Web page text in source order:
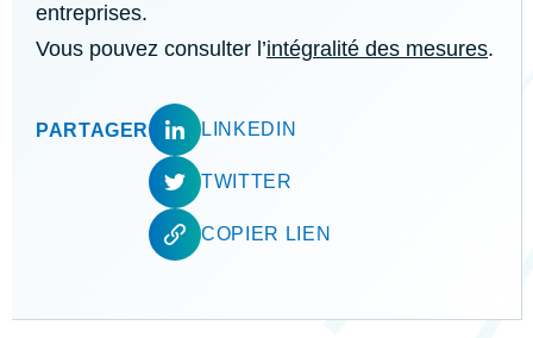
entreprises.
Vous pouvez consulter l’intégralité des mesures.
PARTAGER LINKEDIN
TWITTER
COPIER LIEN